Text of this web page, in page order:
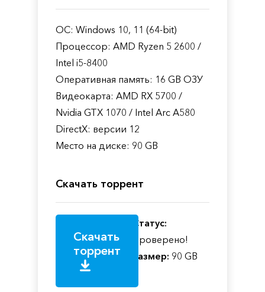
ОС: Windows 10, 11 (64-bit)
Процессор: AMD Ryzen 5 2600 /
Intel i5-8400
Оперативная память: 16 GB ОЗУ
Видеокарта: AMD RX 5700 /
Nvidia GTX 1070 / Intel Arc A580
DirectX: версии 12
Место на диске: 90 GB
Скачать торрент
Скачать
торрент
Статус:
Проверено!
Размер: 90 GB